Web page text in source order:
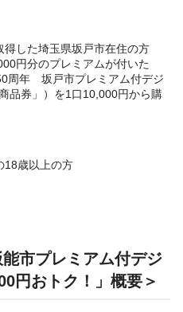
した埼玉県坂戸市在住の方
円分のプレミアムが付いた
周年 坂戸市プレミアム付デジ
品券」）を1口10,000円から購
18歳以上の方
市プレミアム付デジ
円おトク！」概要＞